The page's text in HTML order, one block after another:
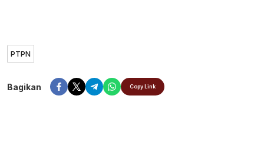
PTPN
Bagikan Copy Link